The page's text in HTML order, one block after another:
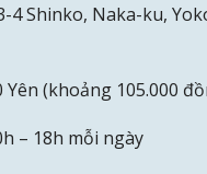
4 Shinko, Naka-ku,
Yên (khoảng 105.000
– 18h mỗi ngày